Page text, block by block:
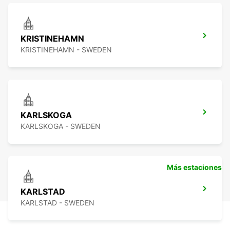
KRISTINEHAMN
KRISTINEHAMN - SWEDEN
KARLSKOGA
KARLSKOGA - SWEDEN
KARLSTAD
KARLSTAD - SWEDEN
Más estaciones